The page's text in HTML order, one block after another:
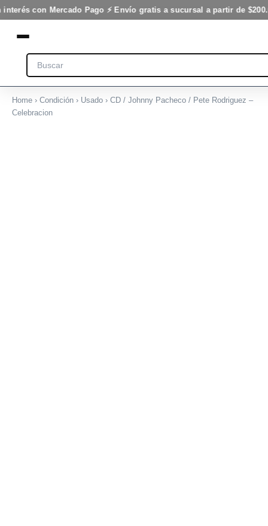
con Mercado Pago ⚡ Envío gratis a sucursal a partir de
Ir
al
contenido
Search
Home › Condición › Usado › CD / Johnny Pacheco / Pete Rodriguez –
Celebracion
Pete
Celebracion
cantidad